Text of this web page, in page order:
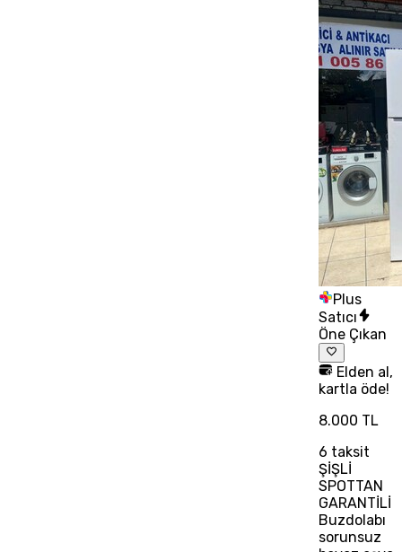
Plus
Satıcı
Öne Çıkan
Elden al,
kartla öde!
8.000 TL
6 taksit
ŞİŞLİ
SPOTTAN
GARANTİLİ
Buzdolabı
sorunsuz